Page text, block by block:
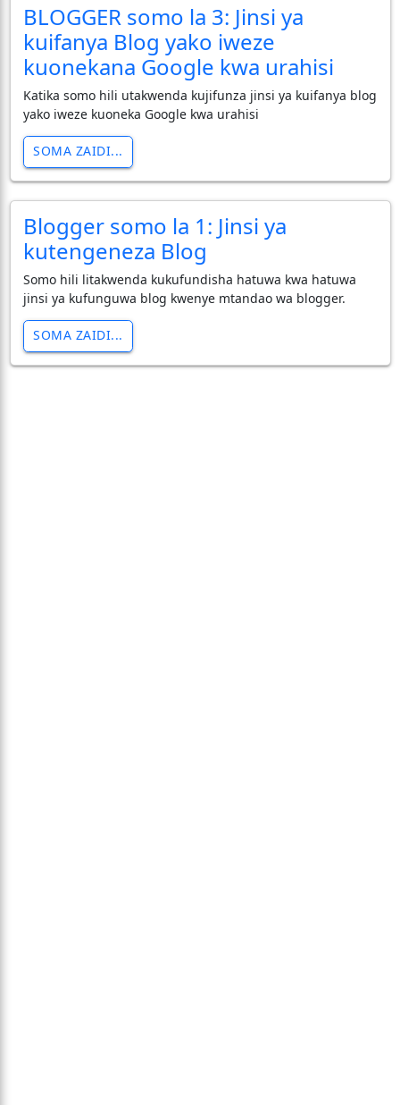
BLOGGER somo la 3: Jinsi ya
kuifanya Blog yako iweze
kuonekana Google kwa urahisi
Katika somo hili utakwenda kujifunza jinsi ya kuifanya blog
yako iweze kuoneka Google kwa urahisi
SOMA ZAIDI...
Blogger somo la 1: Jinsi ya
kutengeneza Blog
Somo hili litakwenda kukufundisha hatuwa kwa hatuwa
jinsi ya kufunguwa blog kwenye mtandao wa blogger.
SOMA ZAIDI...